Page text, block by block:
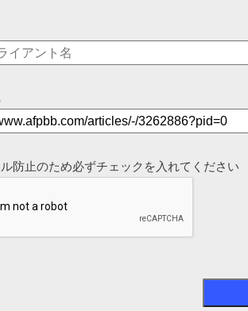
防止のため必ずチェックを入れてください